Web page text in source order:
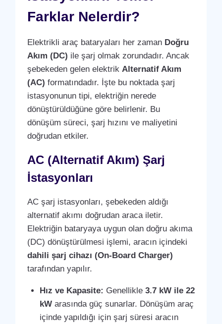
Farklar Nelerdir?
Elektrikli araç bataryaları her zaman Doğru
Akım (DC) ile şarj olmak zorundadır. Ancak
şebekeden gelen elektrik Alternatif Akım
(AC) formatındadır. İşte bu noktada şarj
istasyonunun tipi, elektriğin nerede
dönüştürüldüğüne göre belirlenir. Bu
dönüşüm süreci, şarj hızını ve maliyetini
doğrudan etkiler.
AC (Alternatif Akım) Şarj
İstasyonları
AC şarj istasyonları, şebekeden aldığı
alternatif akımı doğrudan araca iletir.
Elektriğin bataryaya uygun olan doğru akıma
(DC) dönüştürülmesi işlemi, aracın içindeki
dahili şarj cihazı (On-Board Charger)
tarafından yapılır.
Hız ve Kapasite: Genellikle3.7 kW ile 22
kW arasında güç sunarlar. Dönüşüm araç
içinde yapıldığı için şarj süresi aracın